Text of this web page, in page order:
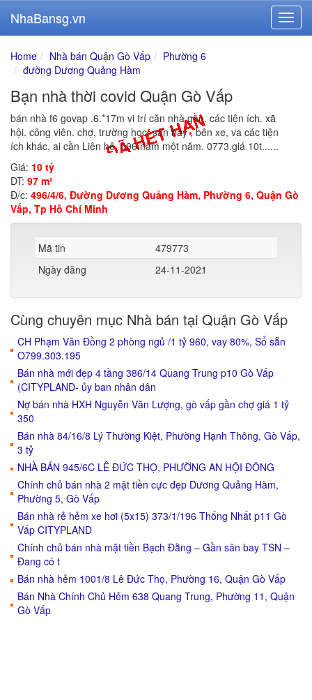
NhaBansg.vn
Home Nhà bán Quận Gò Vấp
Phường 6
đường Dương Quảng Hàm
Bạn nhà thời covid Quận Gò Vấp
bán nhà f6 govap .6.*17m vi trí căn nhà gần. các tiện ích. xã
hội. công viên. chợ, trường học, sân bay , bên xe, va các tiện
ích khác, ai cần Liên hệ. 096.năm một năm. 0773.giá 10t......
Giá: 10 tỷ
DT: 97 m²
Đ/c: 496/4/6, Đường Dương Quảng Hàm, Phường 6, Quận Gò
Vấp, Tp Hồ Chí Minh
Mã tin
479773
Ngày đăng
24-11-2021
Cùng chuyên mục Nhà bán tại Quận Gò Vấp
CH Phạm Văn Đồng 2 phòng ngủ /1 tỷ 960, vay 80%, Sổ sẵn
O799.303.195
Bán nhà mới đẹp 4 tầng 386/14 Quang Trung p10 Gò Vấp
(CITYPLAND- ủy ban nhân dân
Nợ bán nhà HXH Nguyễn Văn Lượng, gò vấp gần chợ giá 1 tỷ
350
Bán nhà 84/16/8 Lý Thường Kiệt, Phường Hạnh Thông, Gò Vấp,
3 tỷ
NHÀ BÁN 945/6C LÊ ĐỨC THỌ, PHƯỜNG AN HỘI ĐÔNG
Chính chủ bán nhà 2 mặt tiền cực đẹp Dương Quảng Hàm,
Phường 5, Gò Vấp
Bán nhà rẻ hẻm xe hơi (5x15) 373/1/196 Thống Nhất p11 Gò
Vấp CITYPLAND
Chính chủ bán nhà mặt tiền Bạch Đằng – Gần sân bay TSN –
Đang có t
Bán nhà hẻm 1001/8 Lê Đức Thọ, Phường 16, Quận Gò Vấp
Bán Nhà Chính Chủ Hẻm 638 Quang Trung, Phường 11, Quận
Gò Vấp